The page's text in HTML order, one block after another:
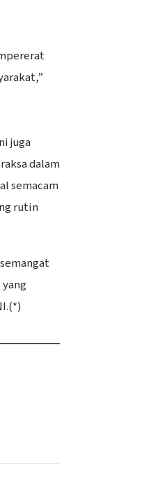
juga
dalam
semacam
rutin